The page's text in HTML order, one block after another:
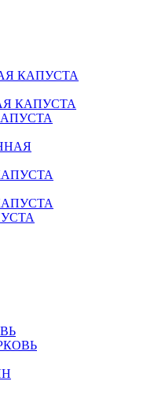
КАПУСТА
КАПУСТА